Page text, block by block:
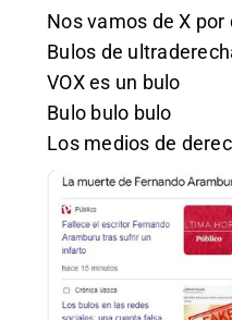
Nos vamos de X
Bulos de
VOX es un bulo
Bulo bulo bulo
Los medios de